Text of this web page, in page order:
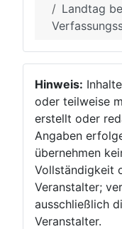
Landtag
Hinweis:
oder teilweise
erstellt oder
Angaben
übernehmen
Vollständigkeit
Veranstalter;
ausschließlich
Veranstalter.